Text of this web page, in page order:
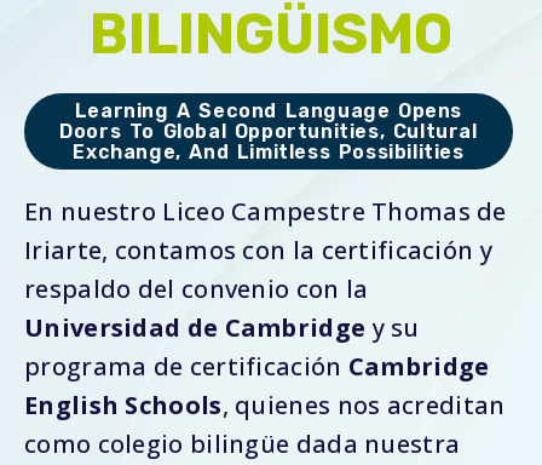
BILINGÜISMO
Learning A Second Language Opens
Doors To Global Opportunities, Cultural
Exchange, And Limitless Possibilities
En nuestro Liceo Campestre Thomas de
Iriarte, contamos con la certificación y
respaldo del convenio con la
Universidad de Cambridge y su
programa de certificación Cambridge
English Schools, quienes nos acreditan
como colegio bilingüe dada nuestra